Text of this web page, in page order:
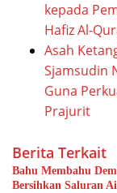
kepada
Hafiz Al-
Asah
Sjamsudin
Guna
Prajurit
Berita Terkait
Bahu Membahu
Bersihkan Saluran